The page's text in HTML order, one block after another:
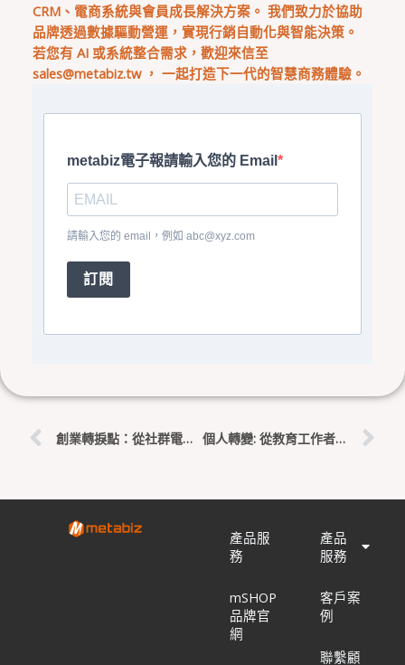
CRM、電商系統與會員成長解決方案。 我們致力於協助
品牌透過數據驅動營運，實現行銷自動化與智能決策。
若您有 AI 或系統整合需求，歡迎來信至
sales@metabiz.tw， 一起打造下一代的智慧商務體驗。
metabiz電子報請輸入您的 Email
請輸入您的 email，例如 abc@xyz.com
訂閱
創業轉捩點：從社群電商至電子商務的革新 個人轉變: 從教育工作者到社群電商專家
產品服
務
mSHOP
品牌官
網
產品
服務
客戶案
例
聯繫顧